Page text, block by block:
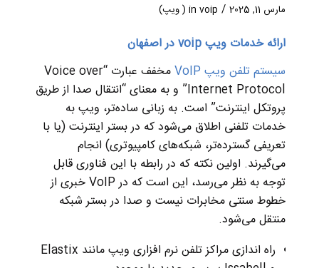
مارس 11, 2025 /
in voip ( ویپ)
ارائه خدمات ویپ voip در اصفهان
سیستم تلفن ویپ VoIP
مخفف عبارت “Voice over
Internet Protocol” و به معنای “انتقال صدا از طریق
پروتکل اینترنت” است. به زبانی ساده‌تر، ویپ به
خدمات تلفنی اطلاق می‌شود که در بستر اینترنت (یا با
تعریفی گسترده‌تر، شبکه‌های کامپیوتری) انجام
می‌گیرند. اولین نکته که در رابطه با این فناوری قابل
توجه به نظر می‌رسد، این است که در VoIP خبری از
خطوط سنتی مخابرات نیست و صدا در بستر شبکه
منتقل می‌شود.
راه اندازی مراکز تلفن نرم افزاری ویپ مانند Elastix